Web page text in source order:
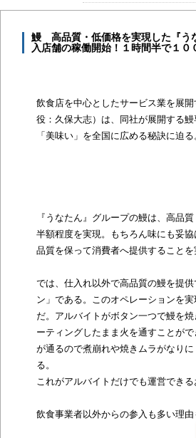
鰻 高品質・低価格を実現した『う
入店舗の稼働開始！１時間半で１０
飲食店を中心としたサービス業を展
役：久保大志）は、同社が展開する
「美味い」を全国に広める秘訣に迫る
『うなたん』グループの鰻は、高品
半額程度を実現。もちろん味にも妥
品質を保って消費者へ提供することを
では、仕入れ以外で高品質の鰻を提
ン」である。このオペレーションを
だ。アルバイトがボタン一つで鰻を
ーティングしたまま火を通すことが
が通るので煮崩れや焼きムラがなり
る。
これがアルバイトだけでも運営でき
飲食事業者以外からの参入も多い理由